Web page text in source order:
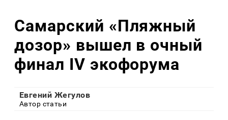
Самарский «Пляжный
дозор» вышел в очный
финал IV экофорума
Евгений Жегулов
Автор статьи